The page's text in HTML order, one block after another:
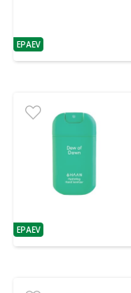
nõuanne
EPAEV
nõuanne
EPAEV